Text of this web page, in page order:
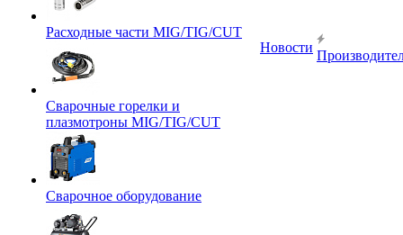
Расходные части MIG/TIG/CUT
Сварочные горелки и
плазмотроны MIG/TIG/CUT
Сварочное оборудование
Новости